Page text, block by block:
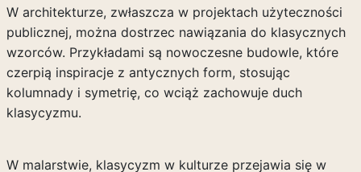
W architekturze, zwłaszcza w projektach użyteczności
publicznej, można dostrzec nawiązania do klasycznych
wzorców. Przykładami są nowoczesne budowle, które
czerpią inspiracje z antycznych form, stosując
kolumnady i symetrię, co wciąż zachowuje duch
klasycyzmu.
W malarstwie, klasycyzm w kulturze przejawia się w